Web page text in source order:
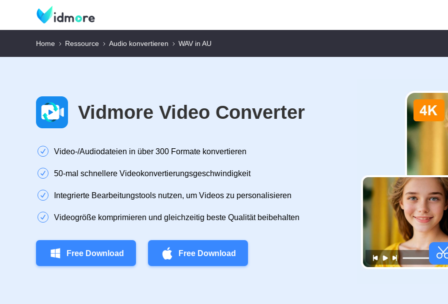
Home Ressource Audio konvertieren WAV in AU
Vidmore Video Converter
Video‑/Audiodateien in über 300 Formate konvertieren
50‑mal schnellere Videokonvertierungsgeschwindigkeit
Integrierte Bearbeitungstools nutzen, um Videos zu personalisieren
Videogröße komprimieren und gleichzeitig beste Qualität beibehalten
Free Download Free Download